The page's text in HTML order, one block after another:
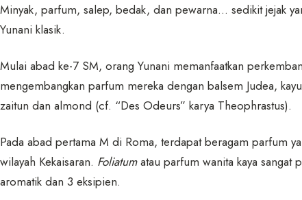
Minyak, parfum, salep, bedak, dan pewarna… sedikit jejak
Yunani klasik.
Mulai abad ke-7 SM, orang Yunani memanfaatkan
mengembangkan parfum mereka dengan balsem Judea,
zaitun dan almond (cf. “Des Odeurs” karya Theophrastus).
Pada abad pertama M di Roma, terdapat beragam parfum
wilayah Kekaisaran. Foliatumatau parfum wanita kaya sangat
aromatik dan 3 eksipien.